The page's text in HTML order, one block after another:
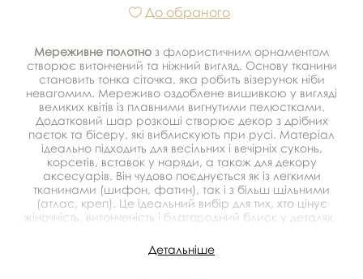
До обраного
Мереживне полотно з флористичним орнаментом
створює витончений та ніжний вигляд. Основу тканини
становить тонка сіточка, яка робить візерунок ніби
невагомим. Мереживо оздоблене вишивкою у вигляді
великих квітів із плавними вигнутими пелюстками.
Додатковий шар розкоші створює декор з дрібних
паєток та бісеру, які виблискують при русі. Матеріал
ідеально підходить для весільних і вечірніх суконь,
корсетів, вставок у наряди, а також для декору
аксесуарів. Він чудово поєднується як із легкими
тканинами (шифон, фатин), так і з більш щільними
(атлас, креп). Це ідеальний вибір для тих, хто цінує
жіночність, витонченість і благородний блиск у деталях.
Детальніше